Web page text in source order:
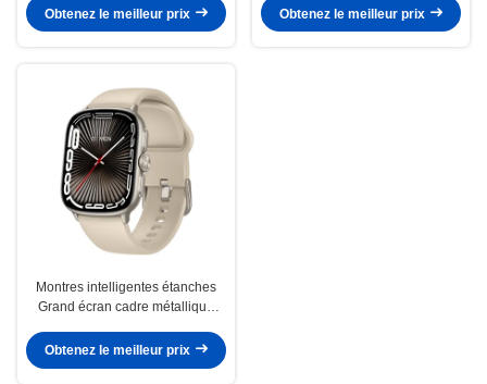
AMOLED
Obtenez le meilleur prix
Obtenez le meilleur prix
Montres intelligentes étanches
Grand écran cadre métallique
avec positionnement par satellite
Obtenez le meilleur prix